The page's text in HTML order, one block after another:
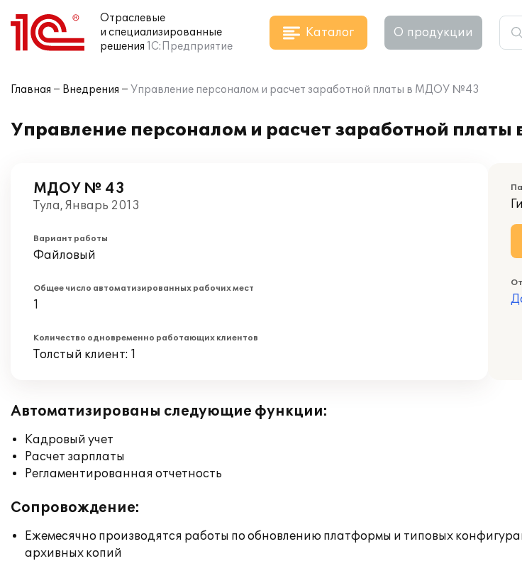
Отраслевые
и специализированные
решения 1С:Предприятие
Каталог О продукции
Главная Внедрения Управление персоналом и расчет заработной платы в МДОУ №43
Управление персоналом и расчет заработной
МДОУ № 43
Тула, Январь 2013
Вариант работы
Файловый
Общее число автоматизированных рабочих мест
1
Количество одновременно работающих клиентов
Толстый клиент: 1
Автоматизированы следующие функции:
Кадровый учет
Расчет зарплаты
Регламентированная отчетность
Сопровождение:
Ежемесячно производятся работы по обновлению платформы и типовых
архивных копий